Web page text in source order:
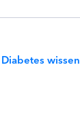
wissen